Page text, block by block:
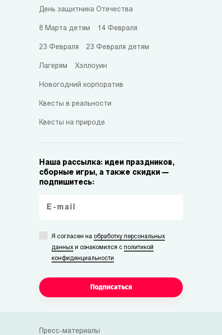
День защитника Отечества
8 Марта детям 14 Февраля
23 Февраля 23 Февраля детям
Лагерям Хэллоуин
Новогодний корпоратив
Квесты в реальности
Квесты на природе
Наша рассылка: идеи праздников,
сборные игры, а также скидки —
подпишитесь:
Я согласен на обработку персональных
данных и ознакомился с политикой
конфиденциальности
Подписаться
Пресс-материалы